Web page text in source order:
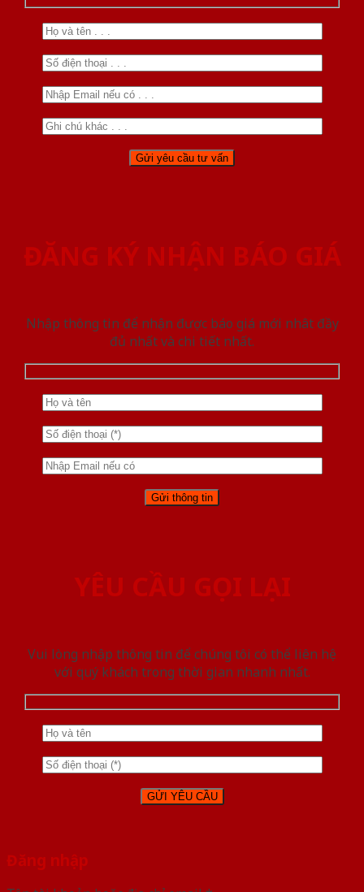
ĐĂNG KÝ NHẬN BÁO GIÁ
Nhập thông tin để nhận được báo giá mới nhât đầy
đủ nhất và chi tiết nhất.
YÊU CẦU GỌI LẠI
Vui lòng nhập thông tin để chúng tôi có thể liên hệ
với quý khách trong thời gian nhanh nhất.
Đăng nhập